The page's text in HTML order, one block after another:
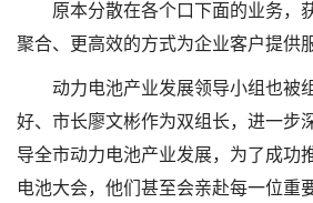
原本分散在各个口下面的业务，
聚合、更高效的方式为企业客户提供
动力电池产业发展领导小组也被
好、市长廖文彬作为双组长，进一步
导全市动力电池产业发展，为了成功
电池大会，他们甚至会亲赴每一位重